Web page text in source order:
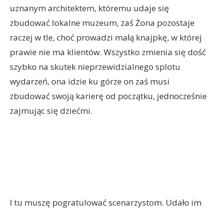
uznanym architektem, któremu udaje się
zbudować lokalne muzeum, zaś Żona pozostaje
raczej w tle, choć prowadzi małą knajpkę, w której
prawie nie ma klientów. Wszystko zmienia się dość
szybko na skutek nieprzewidzialnego splotu
wydarzeń, ona idzie ku górze on zaś musi
zbudować swoją karierę od początku, jednocześnie
zajmując się dziećmi.
I tu muszę pogratulować scenarzystom. Udało im